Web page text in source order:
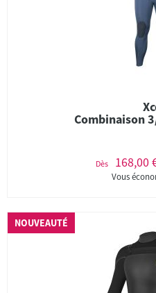
Combinaison
Dès 168,00
Vous
NOUVEAUTÉ